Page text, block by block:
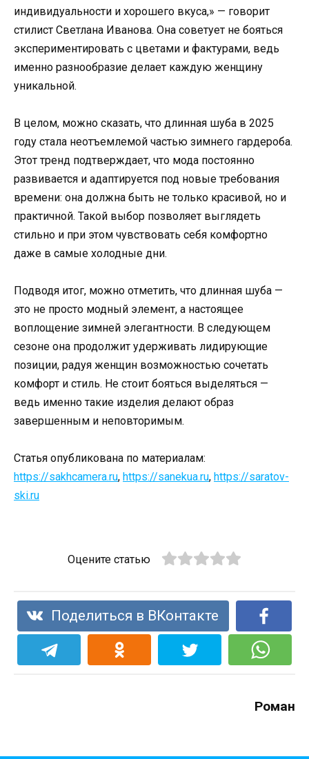
индивидуальности и хорошего вкуса,» — говорит
стилист Светлана Иванова. Она советует не бояться
экспериментировать с цветами и фактурами, ведь
именно разнообразие делает каждую женщину
уникальной.
В целом, можно сказать, что длинная шуба в 2025
году стала неотъемлемой частью зимнего гардероба.
Этот тренд подтверждает, что мода постоянно
развивается и адаптируется под новые требования
времени: она должна быть не только красивой, но и
практичной. Такой выбор позволяет выглядеть
стильно и при этом чувствовать себя комфортно
даже в самые холодные дни.
Подводя итог, можно отметить, что длинная шуба —
это не просто модный элемент, а настоящее
воплощение зимней элегантности. В следующем
сезоне она продолжит удерживать лидирующие
позиции, радуя женщин возможностью сочетать
комфорт и стиль. Не стоит бояться выделяться —
ведь именно такие изделия делают образ
завершенным и неповторимым.
Статья опубликована по материалам:
https://sakhcamera.ru, https://sanekua.ru, https://saratov-
ski.ru
Оцените статью
Поделиться в ВКонтакте
Роман